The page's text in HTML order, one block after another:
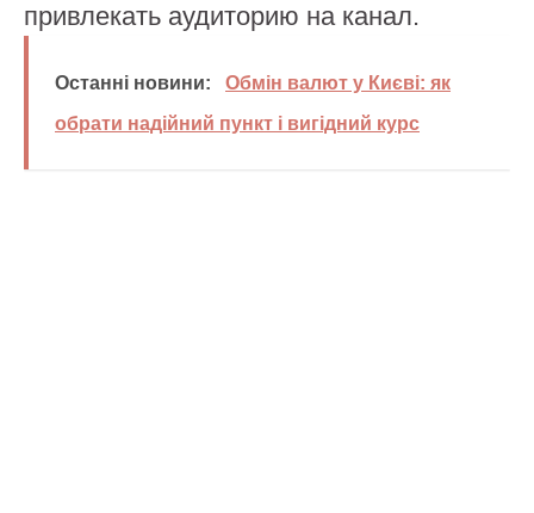
привлекать аудиторию на канал.
Останні новини:
Обмін валют у Києві: як
обрати надійний пункт і вигідний курс